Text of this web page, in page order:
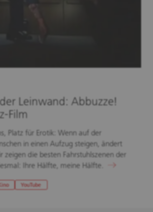
Leinwand: Abbuzze!
Film
Platz für Erotik: Wenn auf der
in einen Aufzug steigen, ändert
zeigen die besten Fahrstuhlszenen der
Ihre Hälfte, meine Hälfte.
YouTube